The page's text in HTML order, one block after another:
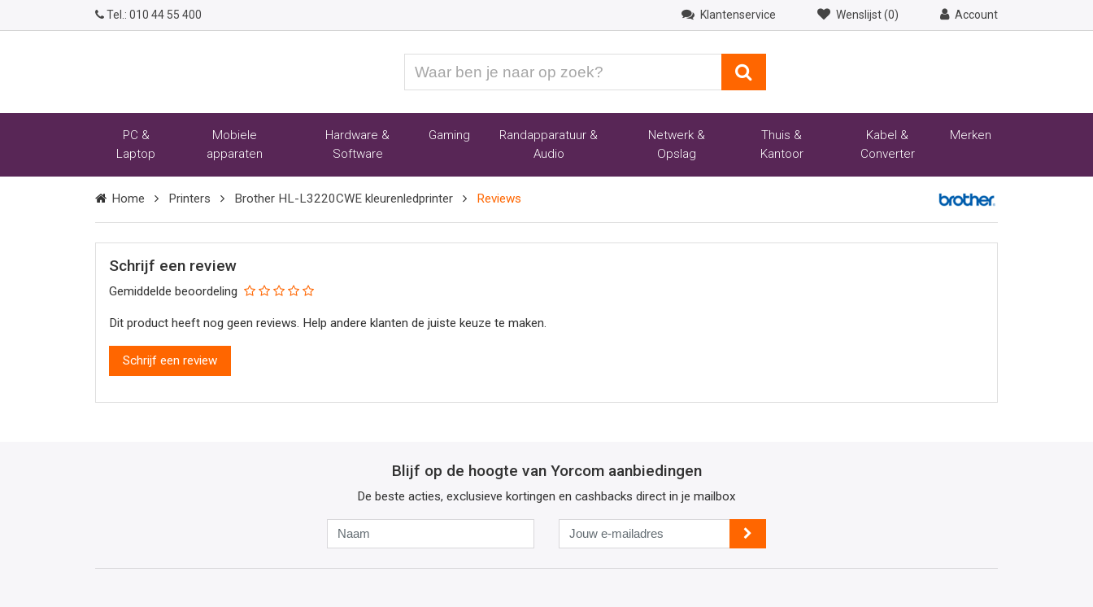
Tel.: 010 44 55 400 Klantenservice Wenslijst (0) Account
ben
naar
PC &
Laptop
Mobiele
apparaten
Hardware &
Software
Gaming
Randapparatuur &
Audio
Netwerk &
Opslag
Thuis &
Kantoor
Kabel &
Converter
Merken
Home Printers Brother HL-L3220CWE kleurenledprinter Reviews
Schrijf een review
Gemiddelde beoordeling
Dit product heeft nog geen reviews. Help andere klanten de juiste keuze te maken.
Schrijf een review
Blijf op de hoogte van Yorcom aanbiedingen
De beste acties, exclusieve kortingen en cashbacks direct in je mailbox
Jouw
e-
mailadres